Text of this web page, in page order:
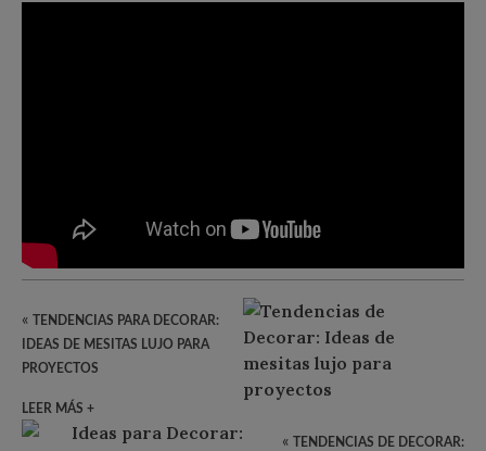
« TENDENCIAS PARA DECORAR:
IDEAS DE MESITAS LUJO PARA
PROYECTOS
LEER MÁS +
« TENDENCIAS DE DECORAR: